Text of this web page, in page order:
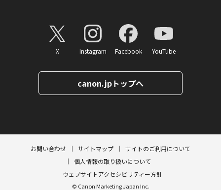
X Instagram Facebook YouTube
canon.jpトップへ
お問い合わせ サイトマップ
サイトのご利用について
個人情報の取り扱いについて
ウェブサイトアクセシビリティー方針
© Canon Marketing Japan Inc.